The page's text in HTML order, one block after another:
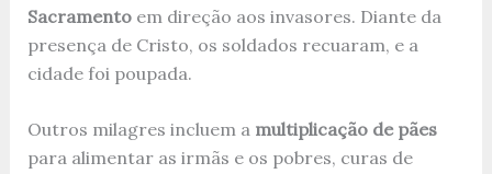
Sacramentoem direção aos invasores. Diante da
presença de Cristo, os soldados recuaram, e a
cidade foi poupada.
Outros milagres incluem a multiplicação de pães
para alimentar as irmãs e os pobres, curas de